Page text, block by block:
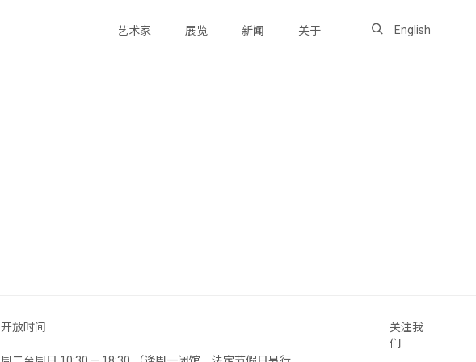
艺术家 展览 新闻 关于 English
开放时间
关注我
们